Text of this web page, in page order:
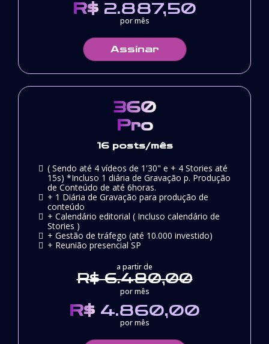
R$ 2.887,50
por mês
Assinar
360
Pro
16 posts/mês
( Sendo até 4 vídeos de 1'30" e + 4 Stories até
15s) *Incluso 1 diária de Gravação p. Produção
de Conteúdo de até 6horas.
+ 1 Diária de Gravação para produção de
conteúdo
+ Calendário editorial ( Incluso calendário de
Stories )
+ Gestão de tráfego (até 10.000 investido)
+ Reunião presencial SP
a partir de
R$ 6.480,00
por mês
R$ 4.860,00
por mês